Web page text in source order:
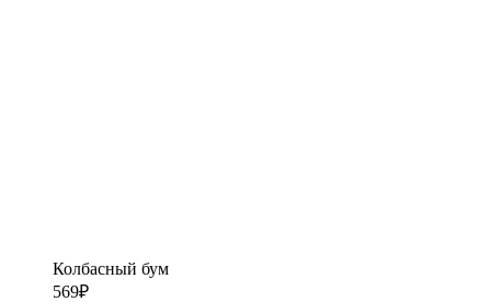
Колбасный бум
569₽